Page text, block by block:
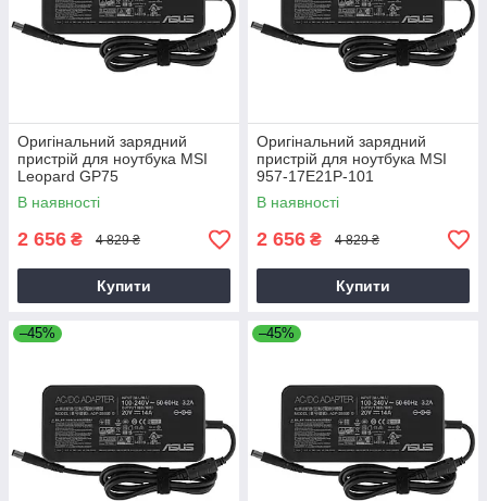
Оригінальний зарядний
пристрій для ноутбука MSI
Leopard GP75
В наявності
2 656 ₴ 4 829 ₴
Купити
Оригінальний зарядний
пристрій для ноутбука MSI
957-17E21P-101
В наявності
2 656 ₴ 4 829 ₴
Купити
–45% –45%